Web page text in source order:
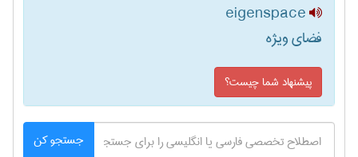
eigenspace
فضای ویژه
پیشنهاد شما چیست؟
جستجو کن